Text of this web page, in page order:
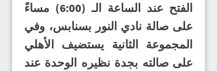
الفتح عند الساعة الـ (6:00) مساءً
على صالة نادي النور بسنابس، وفي
المجموعة الثانية يستضيف الأهلي
على صالته بجدة نظيره الوحدة عند